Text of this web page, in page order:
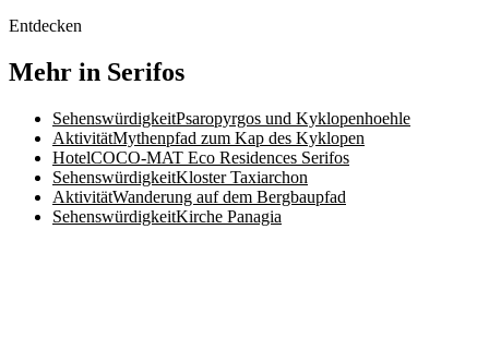
Entdecken
Mehr in Serifos
SehenswürdigkeitPsaropyrgos und Kyklopenhoehle
AktivitätMythenpfad zum Kap des Kyklopen
HotelCOCO-MAT Eco Residences Serifos
SehenswürdigkeitKloster Taxiarchon
AktivitätWanderung auf dem Bergbaupfad
SehenswürdigkeitKirche Panagia